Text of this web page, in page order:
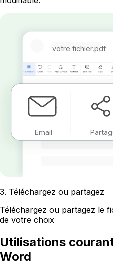
votre fichier.pdf
Email
3. Téléchargez ou partagez
Téléchargez ou partagez le
de votre choix
Utilisations
Word